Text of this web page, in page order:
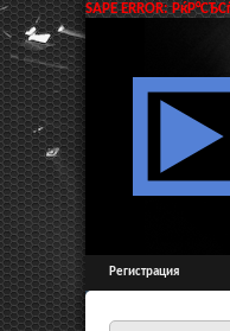
SAPE ERROR:
Регистрация